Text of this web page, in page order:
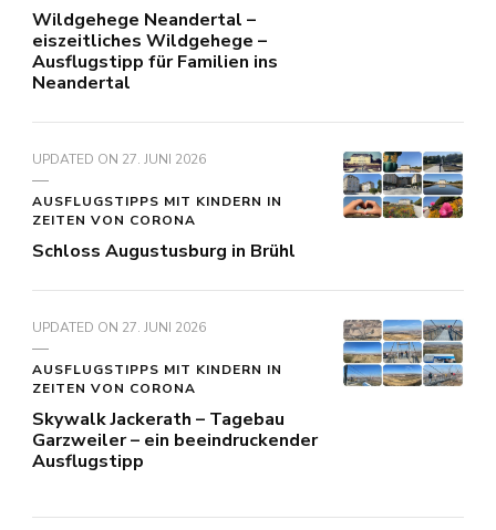
Wildgehege Neandertal –
eiszeitliches Wildgehege –
Ausflugstipp für Familien ins
Neandertal
UPDATED ON 27. JUNI 2026
AUSFLUGSTIPPS MIT KINDERN IN
ZEITEN VON CORONA
Schloss Augustusburg in Brühl
UPDATED ON 27. JUNI 2026
AUSFLUGSTIPPS MIT KINDERN IN
ZEITEN VON CORONA
Skywalk Jackerath – Tagebau
Garzweiler – ein beeindruckender
Ausflugstipp